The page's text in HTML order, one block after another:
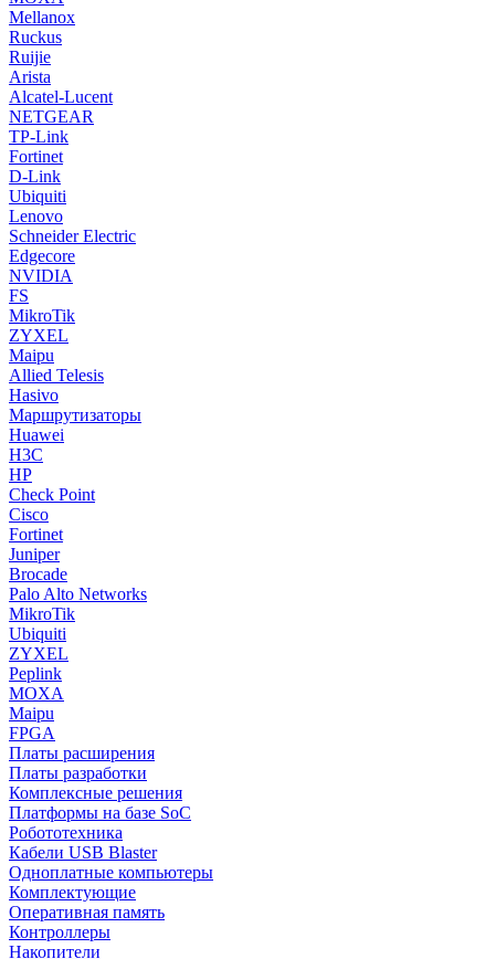
Mellanox
Ruckus
Ruijie
Arista
Alcatel-Lucent
NETGEAR
TP-Link
Fortinet
D-Link
Ubiquiti
Lenovo
Schneider Electric
Edgecore
NVIDIA
FS
MikroTik
ZYXEL
Maipu
Allied Telesis
Hasivo
Маршрутизаторы
Huawei
H3C
HP
Check Point
Cisco
Fortinet
Juniper
Brocade
Palo Alto Networks
MikroTik
Ubiquiti
ZYXEL
Peplink
MOXA
Maipu
FPGA
Платы расширения
Платы разработки
Комплексные решения
Платформы на базе SoC
Робототехника
Кабели USB Blaster
Одноплатные компьютеры
Комплектующие
Оперативная память
Контроллеры
Накопители